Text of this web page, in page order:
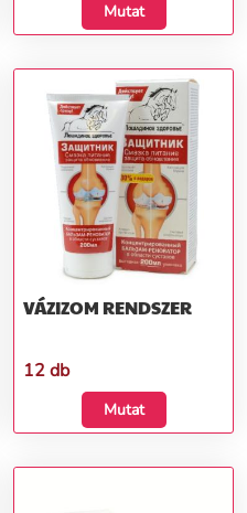
Mutat
VÁZIZOM RENDSZER
12 db
Mutat